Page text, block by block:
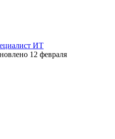
ИТ
12 февраля